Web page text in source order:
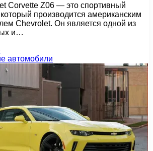
Corvette Z06 — это спортивный
производится американским
Chevrolet. Он является одной из
и…
автомобили